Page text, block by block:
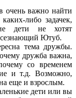
очень важно найти
либо задачек,
дети не хотят
Ютуб.
тема дружбы.
дружба важна,
со временем
и т.д. Возможно,
еще и взрослым.
дети или вы